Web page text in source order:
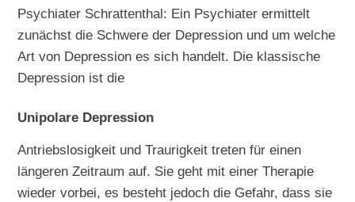
Psychiater Schrattenthal: Ein Psychiater ermittelt
zunächst die Schwere der Depression und um welche
Art von Depression es sich handelt. Die klassische
Depression ist die
Unipolare Depression
Antriebslosigkeit und Traurigkeit treten für einen
längeren Zeitraum auf. Sie geht mit einer Therapie
wieder vorbei, es besteht jedoch die Gefahr, dass sie